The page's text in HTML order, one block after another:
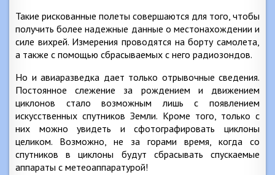
Такие рискованные полеты совершаются для того, чтобы
получить более надежные данные о местонахождении и
силе вихрей. Измерения проводятся на борту самолета,
а также с помощью сбрасываемых с него радиозондов.
Но и авиаразведка дает только отрывочные сведения.
Постоянное слежение за рождением и движением
циклонов стало возможным лишь с появлением
искусственных спутников Земли. Кроме того, только с
них можно увидеть и сфотографировать циклоны
целиком. Возможно, не за горами время, когда со
спутников в циклоны будут сбрасывать спускаемые
аппараты с метеоаппаратурой!